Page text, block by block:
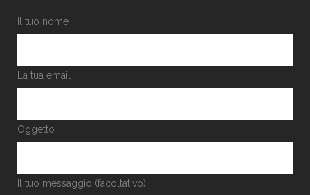
Il tuo nome
La tua email
Oggetto
Il tuo messaggio (facoltativo)